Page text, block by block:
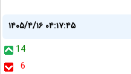
۱۴۰۵/۴/۱۶ ۰۴:۱۷:۴۵
14
6